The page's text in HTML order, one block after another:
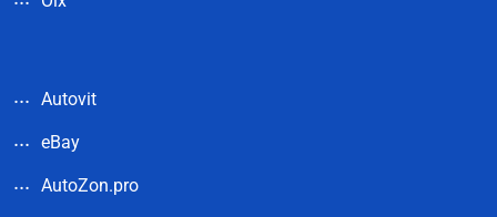
Autovit
eBay
AutoZon.pro